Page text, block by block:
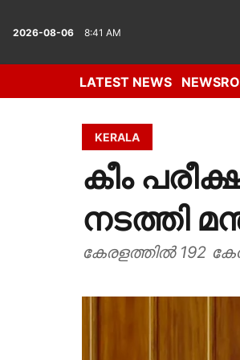
2026-08-06 8:41 AM
LATEST NEWS
KERALA
കീം
നടത്തി
കേരളത്തിൽ 192